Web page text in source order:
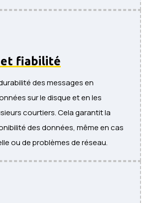
fiabilité
des messages en
sur le disque et en les
courtiers. Cela garantit la
des données, même en cas
ou de problèmes de réseau.